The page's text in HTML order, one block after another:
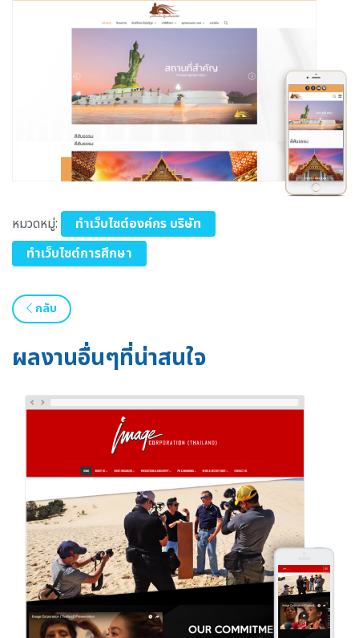
หมวดหมู่:
ทำเว็บไซต์องค์กร บริษัท
ทำเว็บไซต์การศึกษา
กลับ
ผลงานอื่นๆที่น่าสนใจ